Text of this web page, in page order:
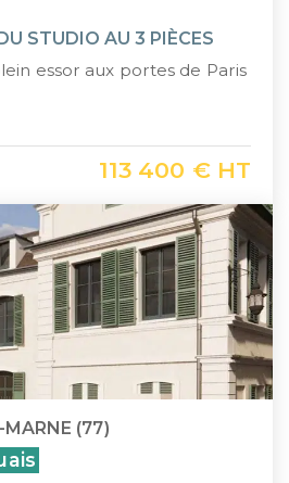
STUDIO AU 3 PIÈCES
essor aux portes de Paris
113 400 € HT
MARNE (77)